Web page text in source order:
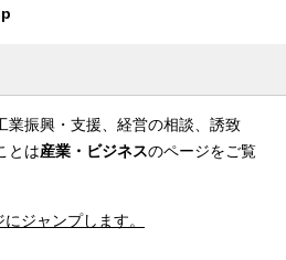
業振興・支援、経営の相談、誘致
とは産業・ビジネスのページをご覧
ジャンプします。